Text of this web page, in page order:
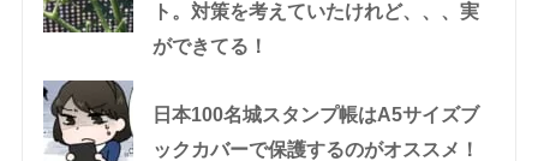
ト。対策を考えていたけれど、、、実
ができてる！
日本100名城スタンプ帳はA5サイズブ
ックカバーで保護するのがオススメ！